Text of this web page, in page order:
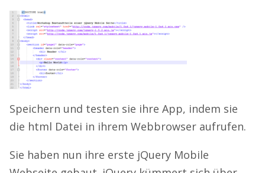
Speichern und testen sie ihre App, indem sie
die html Datei in ihrem Webbrowser aufrufen.
Sie haben nun ihre erste jQuery Mobile